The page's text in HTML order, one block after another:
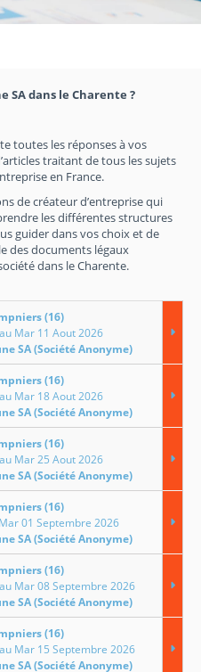
SA dans le Charente ?
toutes les réponses à vos
traitant de tous les sujets
en France.
de créateur d’entreprise qui
les différentes structures
guider dans vos choix et de
des documents légaux
dans le Charente.
(16)
Mar 11 Aout 2026
SA (Société Anonyme)
(16)
Mar 18 Aout 2026
SA (Société Anonyme)
(16)
Mar 25 Aout 2026
SA (Société Anonyme)
(16)
01 Septembre 2026
SA (Société Anonyme)
(16)
Mar 08 Septembre 2026
SA (Société Anonyme)
(16)
Mar 15 Septembre 2026
SA (Société Anonyme)